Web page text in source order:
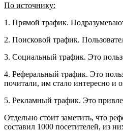
По источнику:
1. Прямой трафик.
2. Поисковой трафик.
3. Социальный трафик. Это
4. Реферальный трафик. Это
почитали, им стало интересно и
5. Рекламный трафик. Это
Отдельно стоит заметить, что
составил 1000 посетителей, из